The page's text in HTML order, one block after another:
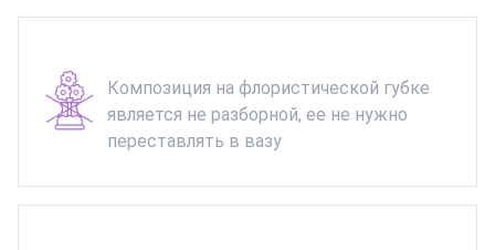
Композиция на флористической губке
является не разборной, ее не нужно
переставлять в вазу